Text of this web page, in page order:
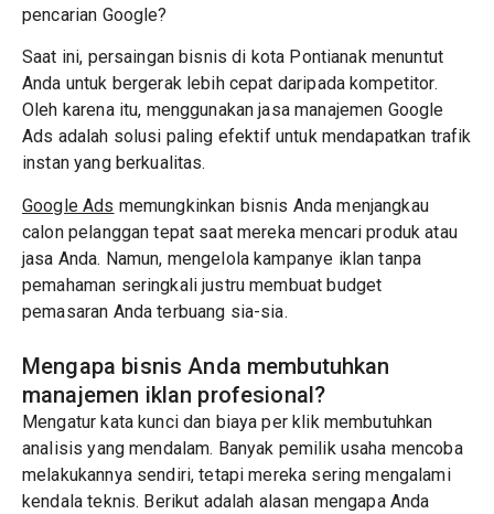
pencarian Google?
Saat ini, persaingan bisnis di kota Pontianak menuntut
Anda untuk bergerak lebih cepat daripada kompetitor.
Oleh karena itu, menggunakan jasa manajemen Google
Ads adalah solusi paling efektif untuk mendapatkan trafik
instan yang berkualitas.
Google Ads memungkinkan bisnis Anda menjangkau
calon pelanggan tepat saat mereka mencari produk atau
jasa Anda. Namun, mengelola kampanye iklan tanpa
pemahaman seringkali justru membuat budget
pemasaran Anda terbuang sia-sia.
Mengapa bisnis Anda membutuhkan
manajemen iklan profesional?
Mengatur kata kunci dan biaya per klik membutuhkan
analisis yang mendalam. Banyak pemilik usaha mencoba
melakukannya sendiri, tetapi mereka sering mengalami
kendala teknis. Berikut adalah alasan mengapa Anda